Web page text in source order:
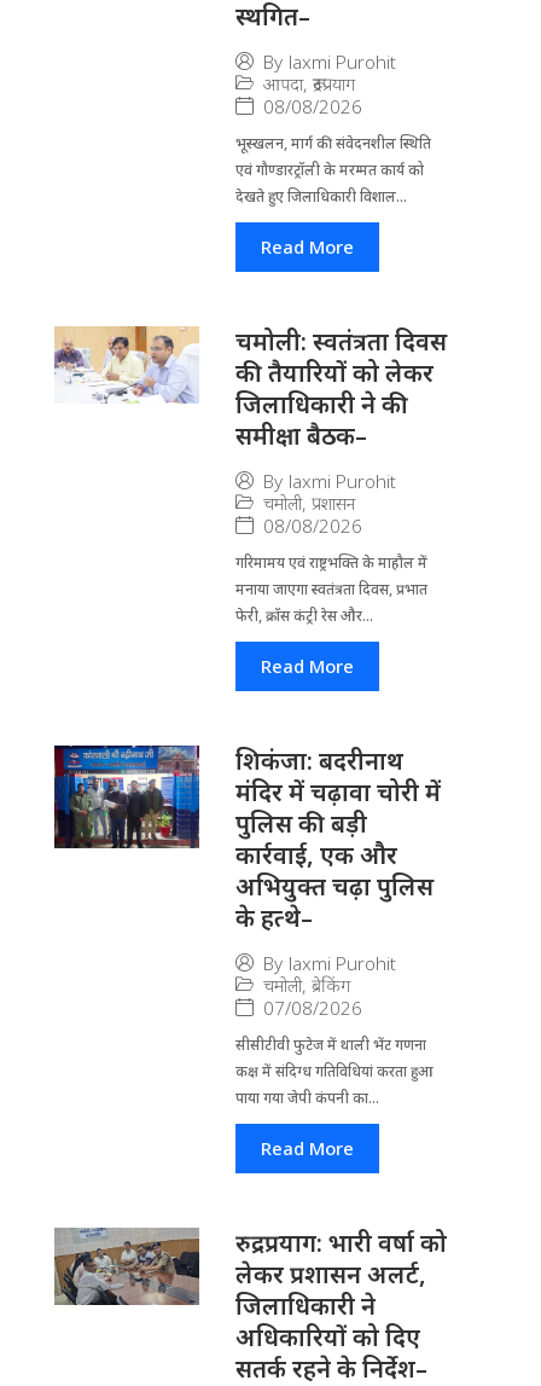
स्थगित–
By laxmi Purohit
आपदा, रूद्रप्रयाग
08/08/2026
भूस्खलन, मार्ग की संवेदनशील स्थिति
एवं गौण्डारट्रॉली के मरम्मत कार्य को
देखते हुए जिलाधिकारी विशाल...
Read More
चमोली: स्वतंत्रता दिवस
की तैयारियों को लेकर
जिलाधिकारी ने की
समीक्षा बैठक–
By laxmi Purohit
चमोली, प्रशासन
08/08/2026
गरिमामय एवं राष्ट्रभक्ति के माहौल में
मनाया जाएगा स्वतंत्रता दिवस, प्रभात
फेरी, क्रॉस कंट्री रेस और...
Read More
​शिकंजा: बदरीनाथ
मंदिर में चढ़ावा चोरी में
पुलिस की बड़ी
कार्रवाई, एक और
अभियुक्त चढ़ा पुलिस
के हत्थे–
By laxmi Purohit
चमोली, ब्रेकिंग
07/08/2026
सीसीटीवी फुटेज में थाली भेंट गणना
कक्ष में संदिग्ध गतिविधियां करता हुआ
पाया गया जेपी कंपनी का...
Read More
रुद्रप्रयाग: भारी वर्षा को
लेकर प्रशासन अलर्ट,
जिलाधिकारी ने
अधिकारियों को दिए
सतर्क रहने के निर्देश–